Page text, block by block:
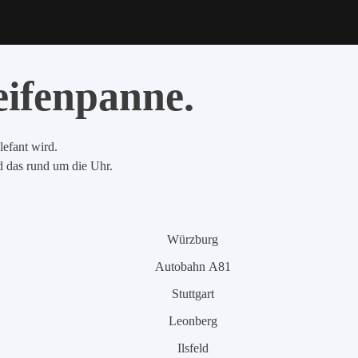
wird.
das rund um die Uhr.
Würzburg
Autobahn A81
Stuttgart
Leonberg
Ilsfeld